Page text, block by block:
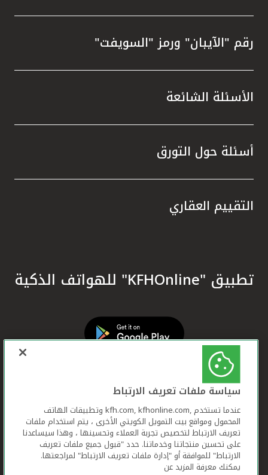
رقم "الآيبان" ورمز "السويفت"
الأسئلة الشائعة
أسئلة حول التورق
التقييم العقاري
تطبيق "KFHOnline" للهواتف الذكية
سياسة ملفات تعريف الارتباط
عندما تستخدم ,kfh.com, kfhonline.com وتطبيقات الهاتف
المحمول ومواقع بيت التمويل الكويتي الأخرى ، يتم استخدام ملفات
تعريف الارتباط لتخصيص تجربة العملاء وتحسينها ، وهذا سيساعدنا
على تحسين منتجاتنا وخدماتنا. حدد "قبول جميع ملفات تعريف
الارتباط" للموافقة أو "إدارة ملفات تعريف الارتباط" لمراجعتها.
يمكنك معرفة المزيد عن